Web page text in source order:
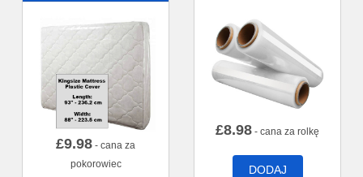
£9.98 - cana za
pokorowiec
£8.98 - cana za rolkę
DODAJ